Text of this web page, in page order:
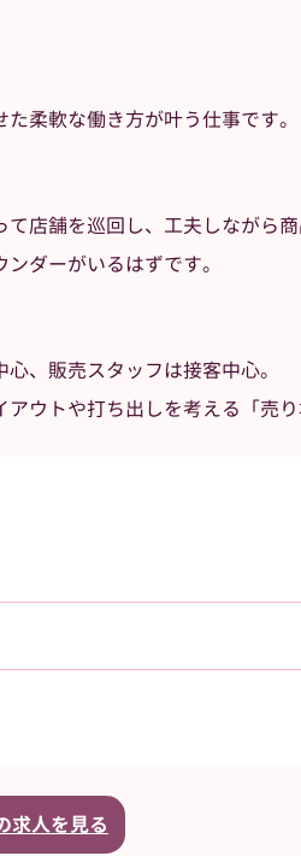
柔軟な働き方が叶う仕事です。
舗を巡回し、工夫しながら
ダーがいるはずです。
、販売スタッフは接客中心。
ウトや打ち出しを考える「売り
求人を見る